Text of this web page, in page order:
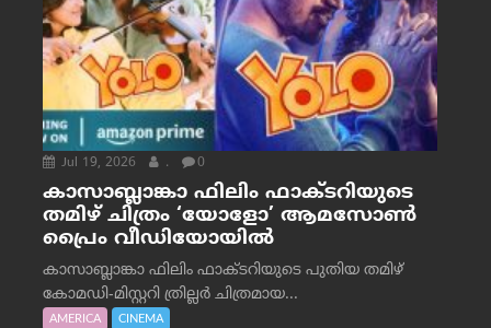
Jul 19, 2026 . 0
കാസാബ്ലാങ്കാ ഫിലിം ഫാക്ടറിയുടെ
തമിഴ് ചിത്രം ‘യോളോ’ ആമസോൺ
പ്രൈം വീഡിയോയിൽ
കാസാബ്ലാങ്കാ ഫിലിം ഫാക്ടറിയുടെ പുതിയ തമിഴ്
കോമഡി-മിസ്റ്ററി ത്രില്ലർ ചിത്രമായ...
AMERICA CINEMA